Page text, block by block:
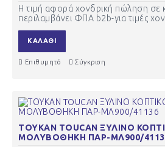
Η τιμή αφορά χονδρική πώληση σε
περιλαμβάνει ΦΠΑ b2b-για τιμές
ΚΑΛΆΘΙ
Επιθυμητό Σύγκριση
ΤΟΥΚΑΝ TOUCAN ΞΥΛΙΝΟ
ΜΟΛΥΒΟΘΗΚΗ ΠΑΡ-ΜΛ900/